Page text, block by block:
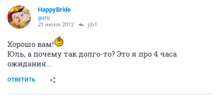
HappyBride
guru
21 июня 2012 jjb1
Хорошо вам!
Юль, а почему так долго-то? Это я про 4 часа
ожидания...
ОТВЕТИТЬ